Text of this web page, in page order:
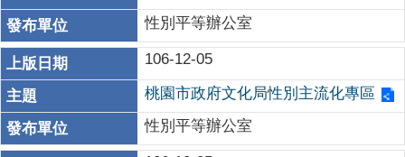
性別平等辦公室
106-12-05
桃園市政府文化局性別主流化專區
性別平等辦公室